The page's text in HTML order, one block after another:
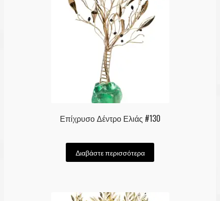
Επίχρυσο Δέντρο Ελιάς #130
Διαβάστε περισσότερα